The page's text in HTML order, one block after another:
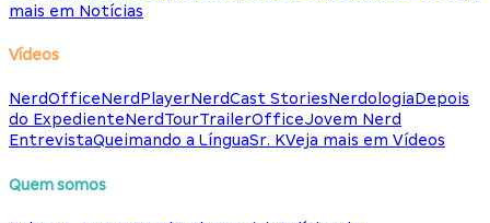
mais em Notícias
Vídeos
NerdOfficeNerdPlayerNerdCast StoriesNerdologiaDepois
do ExpedienteNerdTourTrailerOfficeJovem Nerd
EntrevistaQueimando a LínguaSr. KVeja mais em Vídeos
Quem somos